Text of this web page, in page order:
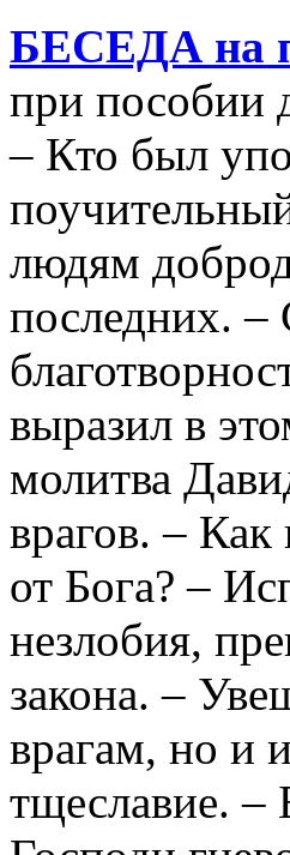
БЕСЕДА на
при пособии
– Кто был
людям
последних. –
выразил в
молитва
врагов. –
от Бога? –
незлобия,
закона. –
врагам, но и
тщеславие. –